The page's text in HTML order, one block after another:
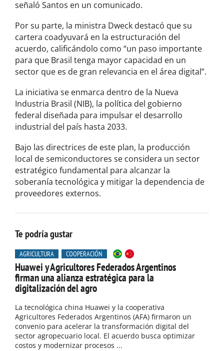
señaló Santos en un comunicado.
Por su parte, la ministra Dweck destacó que su
cartera coadyuvará en la estructuración del
acuerdo, calificándolo como “un paso importante
para que Brasil tenga mayor capacidad en un
sector que es de gran relevancia en el área digital”.
La iniciativa se enmarca dentro de la Nueva
Industria Brasil (NIB), la política del gobierno
federal diseñada para impulsar el desarrollo
industrial del país hasta 2033.
Bajo las directrices de este plan, la producción
local de semiconductores se considera un sector
estratégico fundamental para alcanzar la
soberanía tecnológica y mitigar la dependencia de
proveedores externos.
Te podría gustar
AGRICULTURA COOPERACIÓN
Huawei y Agricultores Federados Argentinos
firman una alianza estratégica para la
digitalización del agro
La tecnológica china Huawei y la cooperativa
Agricultores Federados Argentinos (AFA) firmaron un
convenio para acelerar la transformación digital del
sector agropecuario local. El acuerdo busca optimizar
costos y modernizar procesos ...